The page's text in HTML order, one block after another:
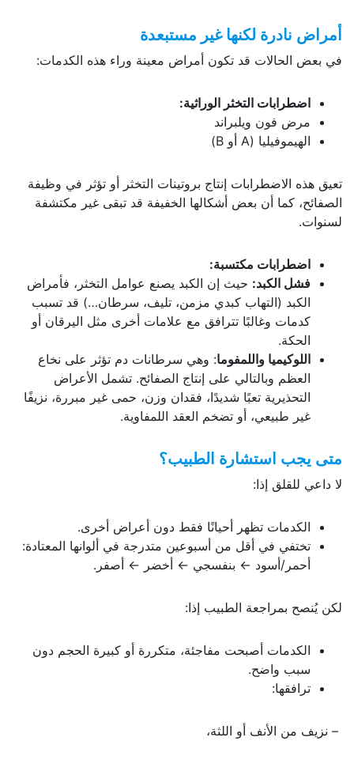
أمراض نادرة لكنها غير مستبعدة
في بعض الحالات قد تكون أمراض معينة وراء هذه الكدمات:
اضطرابات التخثر الوراثية:
مرض فون ويلبراند
الهيموفيليا (A أو B)
تعيق هذه الاضطرابات إنتاج بروتينات التخثر أو تؤثر في وظيفة
الصفائح، كما أن بعض أشكالها الخفيفة قد تبقى غير مكتشفة
لسنوات.
اضطرابات مكتسبة:
فشل الكبد: حيث إن الكبد يصنع عوامل التخثر، فأمراض
الكبد (التهاب كبدي مزمن، تليف، سرطان…) قد تسبب
كدمات وغالبًا تترافق مع علامات أخرى مثل اليرقان أو
الحكة.
اللوكيميا واللمفوما: وهي سرطانات دم تؤثر على نخاع
العظم وبالتالي على إنتاج الصفائح. تشمل الأعراض
التحذيرية تعبًا شديدًا، فقدان وزن، حمى غير مبررة، نزيفًا
غير طبيعي، أو تضخم العقد اللمفاوية.
متى يجب استشارة الطبيب؟
لا داعي للقلق إذا:
الكدمات تظهر أحيانًا فقط دون أعراض أخرى.
تختفي في أقل من أسبوعين متدرجة في ألوانها المعتادة:
أحمر/أسود ← بنفسجي ← أخضر ← أصفر.
لكن يُنصح بمراجعة الطبيب إذا:
الكدمات أصبحت مفاجئة، متكررة أو كبيرة الحجم دون
سبب واضح.
ترافقها:
– نزيف من الأنف أو اللثة،